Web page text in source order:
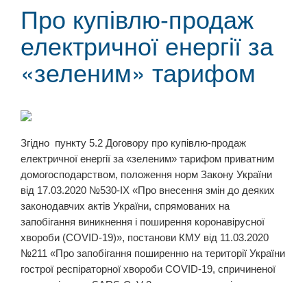
Про купівлю-продаж
електричної енергії за
«зеленим» тарифом
Згідно пункту 5.2 Договору про купівлю-продаж
електричної енергії за «зеленим» тарифом приватним
домогосподарством, положення норм Закону України
від 17.03.2020 №530-ІХ «Про внесення змін до деяких
законодавчих актів України, спрямованих на
запобігання виникнення і поширення коронавірусної
хвороби (COVID-19)», постанови КМУ від 11.03.2020
№211 «Про запобігання поширенню на території України
гострої респіраторної хвороби СOVID-19, спричиненої